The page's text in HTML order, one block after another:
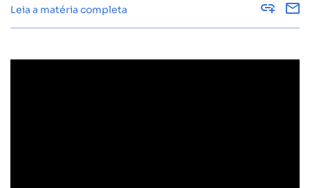
Leia a matéria completa
Copy